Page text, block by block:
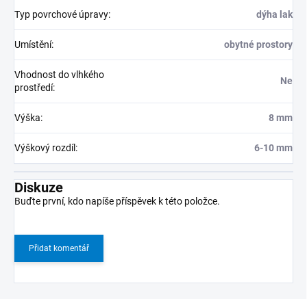
Typ povrchové úpravy: dýha lak
Umístění: obytné prostory
Vhodnost do vlhkého
prostředí:
Ne
Výška: 8 mm
Výškový rozdíl: 6-10 mm
Diskuze
Buďte první, kdo napíše příspěvek k této položce.
Přidat komentář